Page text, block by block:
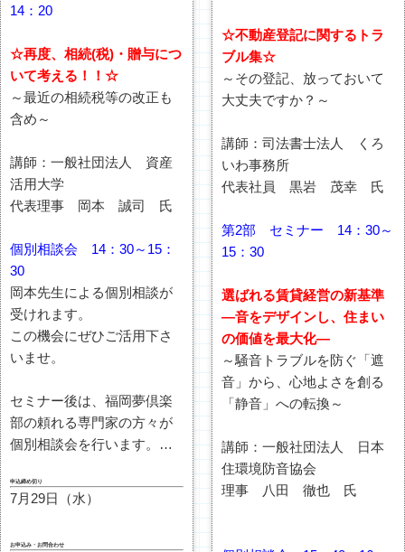
14：20
☆再度、相続(税)・贈与につ
いて考える！！☆
～最近の相続税等の改正も
含め～
講師：一般社団法人 資産
活用大学
代表理事 岡本 誠司 氏
個別相談会 14：30～15：
30
岡本先生による個別相談が
受けれます。
この機会にぜひご活用下さ
いませ。
セミナー後は、福岡夢倶楽
部の頼れる専門家の方々が
個別相談会を行います。
ます。】
個別相談を御希望の場合
申込締め切り
7月29日（水）
お申込み・お問合わせ
☆不動産登記に関するトラ
ブル集☆
～その登記、放っておいて
大丈夫ですか？～
講師：司法書士法人 くろ
いわ事務所
代表社員 黒岩 茂幸 氏
第2部 セミナー 14：30～
15：30
選ばれる賃貸経営の新基準
―音をデザインし、住まい
の価値を最大化―
～騒音トラブルを防ぐ「遮
音」から、心地よさを創る
「静音」への転換～
講師：一般社団法人 日本
住環境防音協会
理事 八田 徹也 氏